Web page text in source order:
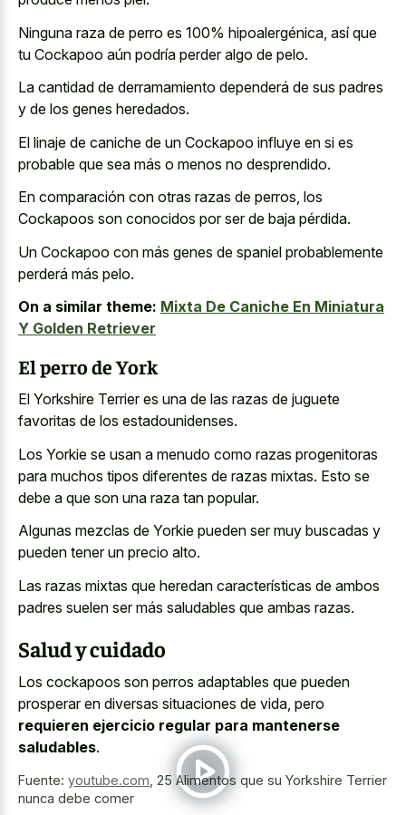
Ninguna raza de perro es 100% hipoalergénica, así que
tu Cockapoo aún podría perder algo de pelo.
La cantidad de derramamiento dependerá de sus padres
y de los genes heredados.
El linaje de caniche de un Cockapoo influye en si es
probable que sea más o menos no desprendido.
En comparación con otras razas de perros, los
Cockapoos son conocidos por ser de baja pérdida.
Un Cockapoo con más genes de spaniel probablemente
perderá más pelo.
On a similar theme: Mixta De Caniche En Miniatura
Y Golden Retriever
El perro de York
El Yorkshire Terrier es una de las razas de juguete
favoritas de los estadounidenses.
Los Yorkie se usan a menudo como razas progenitoras
para muchos tipos diferentes de razas mixtas. Esto se
debe a que son una raza tan popular.
Algunas mezclas de Yorkie pueden ser muy buscadas y
pueden tener un precio alto.
Las razas mixtas que heredan características de ambos
padres suelen ser más saludables que ambas razas.
Salud y cuidado
Los cockapoos son perros adaptables que pueden
prosperar en diversas situaciones de vida, pero
requieren ejercicio regular para mantenerse
saludables.
Fuente: youtube.com 25 Alimentos que su Yorkshire Terrier
nunca debe comer